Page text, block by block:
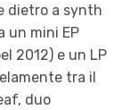
dietro a synth
un mini EP
2012) e un LP
tra il
duo